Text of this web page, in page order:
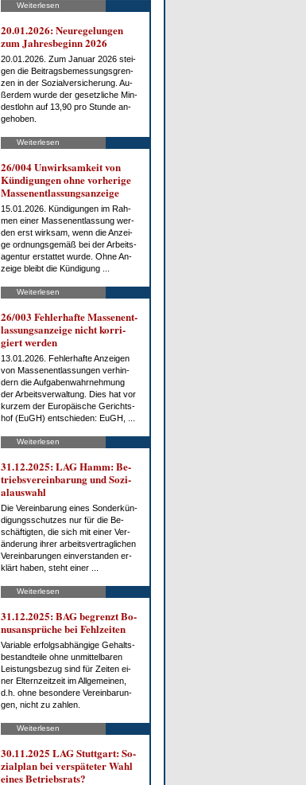
Weiterlesen
20.01.2026: Neu­re­ge­lun­gen
zum Jah­res­be­ginn 2026
20.01.2026. Zum Ja­nu­ar 2026 stei­
gen die Bei­trags­be­mes­sungs­gren­
zen in der So­zi­al­ver­si­che­rung. Au­
ßer­dem wur­de der ge­setz­li­che Min­
dest­lohn auf 13,90 pro St­un­de an­
ge­ho­ben.
Weiterlesen
26/004 Un­wirk­sam­keit von
Kün­di­gun­gen oh­ne vor­he­ri­ge
Mas­sen­ent­las­sungs­an­zei­ge
15.01.2026. Kün­di­gun­gen im Rah­
men ei­ner Mas­sen­ent­las­sung wer­
den erst wirk­sam, wenn die An­zei­
ge ord­nungs­ge­mäß bei der Ar­beits­
agen­tur er­stat­tet wur­de. Oh­ne An­
zei­ge bleibt die Kün­di­gung ...
Weiterlesen
26/003 Feh­ler­haf­te Mas­sen­ent­
las­sungs­an­zei­ge nicht kor­ri­
giert wer­den
13.01.2026. Feh­ler­haf­te An­zei­gen
von Mas­sen­ent­las­sun­gen ver­hin­
dern die Auf­ga­ben­wahr­neh­mung
der Ar­beits­ver­wal­tung. Dies hat vor
kur­zem der Eu­ro­päi­sche Ge­richts­
hof (EuGH) ent­schie­den: EuGH, ...
Weiterlesen
31.12.2025: LAG Hamm: Be­
triebs­ver­ein­ba­rung und So­zi­
al­aus­wahl
Die Ver­ein­ba­rung ei­nes Son­der­kün­
di­gungs­schut­zes nur für die Be­
schäf­tig­ten, die sich mit ei­ner Ver­
än­de­rung ih­rer ar­beits­ver­trag­li­chen
Ver­ein­ba­run­gen ein­ver­stan­den er­
klärt ha­ben, steht ei­ner ...
Weiterlesen
31.12.2025: BAG be­grenzt Bo­
nus­an­sprü­che bei Fehl­zei­ten
Va­ria­ble er­folgs­ab­hän­gi­ge Ge­halts­
be­stand­tei­le oh­ne un­mit­tel­ba­ren
Leis­tungs­be­zug sind für Zei­ten ei­
ner El­tern­zeit­zeit im All­ge­mei­nen,
d.h. oh­ne be­son­de­re Ver­ein­ba­run­
gen, nicht zu zah­len.
Weiterlesen
30.11.2025 LAG Stutt­gart: So­
zi­al­plan bei ver­spä­te­ter Wahl
ei­nes Be­triebs­rats?